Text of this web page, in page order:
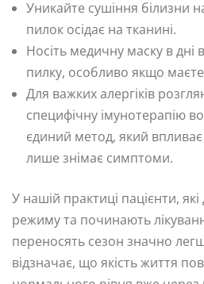
Уникайте сушіння білизни
пилок осідає на тканині.
Носіть медичну маску в дні
пилку, особливо якщо
Для важких алергіків
специфічну імунотерапію
єдиний метод, який
лише знімає симптоми.
У нашій практиці пацієнти,
режиму та починають
переносять сезон значно
відзначає, що якість життя